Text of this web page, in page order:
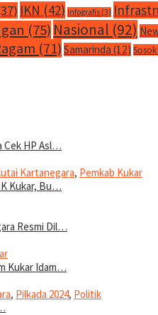
IKN (42) Infografis (3)
(75) Nasional (92)
(71) Samarinda (12) Sosok
Cek HP Asl…
Kartanegara, Pemkab Kukar
Kukar, Bu…
Resmi Dil…
Kukar Idam…
, Pilkada 2024, Politik